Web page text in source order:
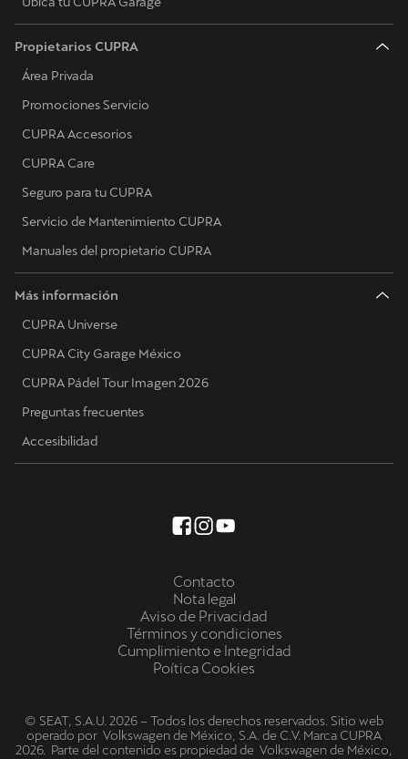
Propietarios CUPRA
Área Privada
Promociones Servicio
CUPRA Accesorios
CUPRA Care
Seguro para tu CUPRA
Servicio de Mantenimiento CUPRA
Manuales del propietario CUPRA
Más información
CUPRA Universe
CUPRA City Garage México
CUPRA Pádel Tour Imagen 2026
Preguntas frecuentes
Accesibilidad
Contacto
Nota legal
Aviso de Privacidad
Términos y condiciones
Cumplimiento e Integridad
Poítica Cookies
© SEAT, S.A.U. 2026 – Todos los derechos reservados. Sitio web
operado por Volkswagen de México, S.A. de C.V. Marca CUPRA
2026. Parte del contenido es propiedad de Volkswagen de México,